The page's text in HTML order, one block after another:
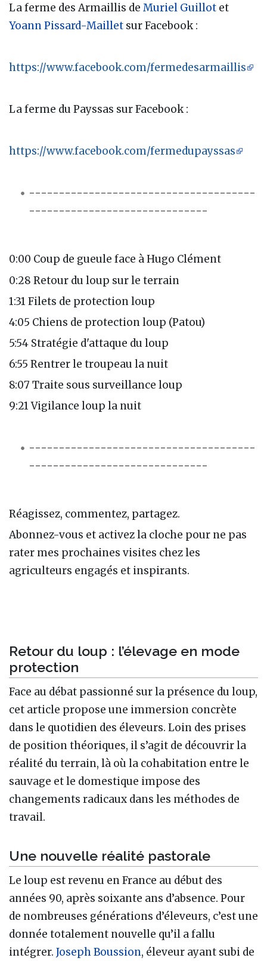
La ferme des Armaillis de Muriel Guillot et
Yoann Pissard-Maillet sur Facebook :
https://www.facebook.com/fermedesarmaillis
La ferme du Payssas sur Facebook :
https://www.facebook.com/fermedupayssas
--------------------------------------
------------------------------
0:00 Coup de gueule face à Hugo Clément
0:28 Retour du loup sur le terrain
1:31 Filets de protection loup
4:05 Chiens de protection loup (Patou)
5:54 Stratégie d'attaque du loup
6:55 Rentrer le troupeau la nuit
8:07 Traite sous surveillance loup
9:21 Vigilance loup la nuit
--------------------------------------
------------------------------
Réagissez, commentez, partagez.
Abonnez-vous et activez la cloche pour ne pas
rater mes prochaines visites chez les
agriculteurs engagés et inspirants.
Retour du loup : l’élevage en mode
protection
Face au débat passionné sur la présence du loup,
cet article propose une immersion concrète
dans le quotidien des éleveurs. Loin des prises
de position théoriques, il s’agit de découvrir la
réalité du terrain, là où la cohabitation entre le
sauvage et le domestique impose des
changements radicaux dans les méthodes de
travail.
Une nouvelle réalité pastorale
Le loup est revenu en France au début des
années 90, après soixante ans d’absence. Pour
de nombreuses générations d’éleveurs, c’est une
donnée totalement nouvelle qu’il a fallu
intégrer. Joseph Boussion, éleveur ayant subi de